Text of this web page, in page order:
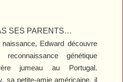
SES PARENTS…
Edward découvre
génétique
jumeau au Portugal.
sa petite-amie américaine, il